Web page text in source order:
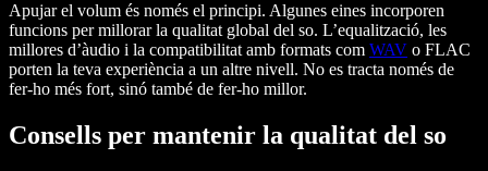
Apujar el volum és només el principi. Algunes eines incorporen
funcions per millorar la qualitat global del so. L’equalització, les
millores d’àudio i la compatibilitat amb formats com WAV o FLAC
porten la teva experiència a un altre nivell. No es tracta només de
fer-ho més fort, sinó també de fer-ho millor.
Consells per mantenir la qualitat del so